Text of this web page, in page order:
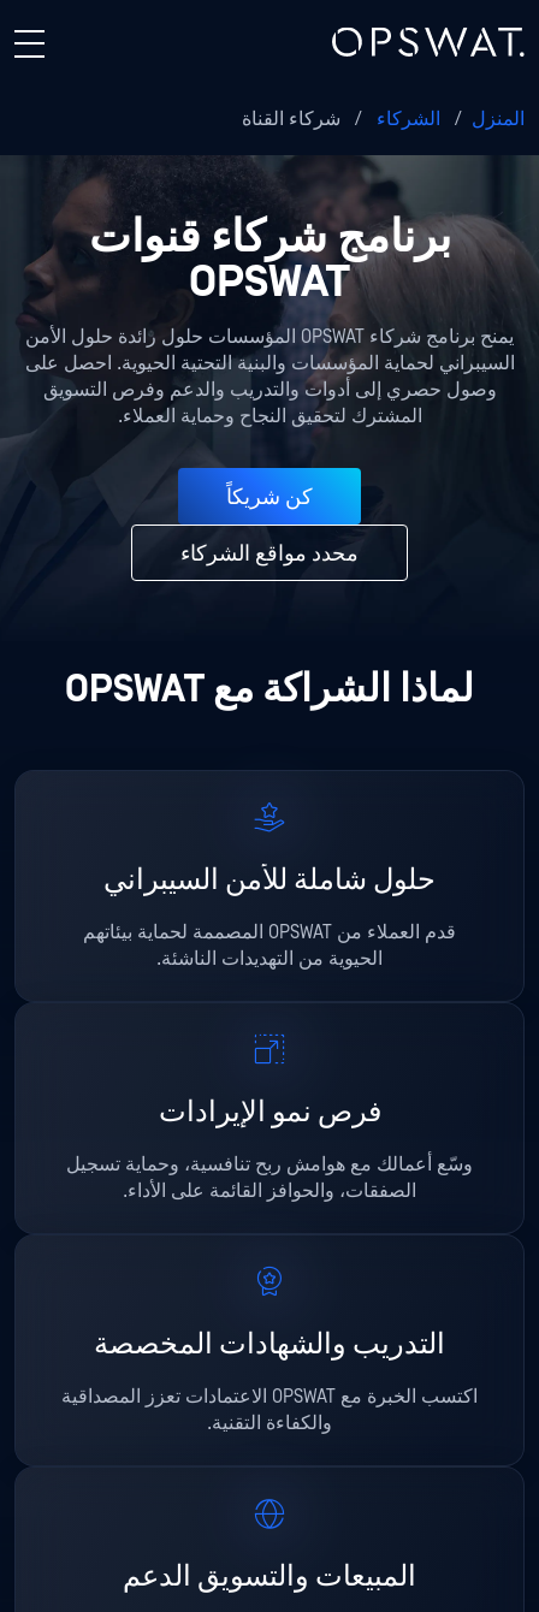
المنزل / الشركاء / شركاء القناة
برنامج شركاء قنوات
OPSWAT
يمنح برنامج شركاء OPSWAT المؤسسات حلول رائدة حلول الأمن
السيبراني لحمايةالمؤسساتوالبنية التحتية الحيوية. احصل على
وصول حصري إلى أدوات والتدريب والدعم وفرص التسويق
المشترك لتحقيق النجاح وحماية العملاء.
كن شريكاً
محدد مواقع الشركاء
لماذا الشراكة مع OPSWAT
حلول شاملة للأمن السيبراني
قدم العملاء من OPSWAT المصممة لحماية بيئاتهم
الحيوية من التهديدات الناشئة.
فرص نمو الإيرادات
وسّع أعمالك مع هوامش ربح تنافسية، وحماية تسجيل
الصفقات، والحوافز القائمة على الأداء.
التدريب والشهادات المخصصة
اكتسب الخبرة مع OPSWAT الاعتمادات تعزز المصداقية
والكفاءة التقنية.
المبيعات والتسويق الدعم